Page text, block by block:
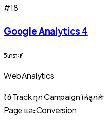
#18
Google Analytics 4
วิเคราะห์
Web Analytics
ใช้ Track ทุก Campaign ให้ลูก
Page และ Conversion